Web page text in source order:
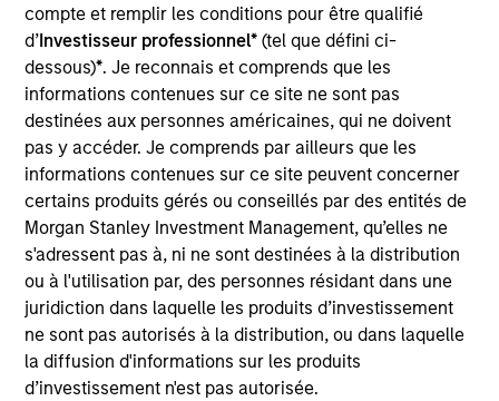
compte et remplir les conditions pour être qualifié
d’Investisseur professionnel*(tel que défini ci-
dessous)*. Je reconnais et comprends que les
informations contenues sur ce site ne sont pas
destinées aux personnes américaines, qui ne doivent
pas y accéder. Je comprends par ailleurs que les
informations contenues sur ce site peuvent concerner
certains produits gérés ou conseillés par des entités de
Morgan Stanley Investment Management, qu’elles ne
s'adressent pas à, ni ne sont destinées à la distribution
ou à l'utilisation par, des personnes résidant dans une
juridiction dans laquelle les produits d’investissement
ne sont pas autorisés à la distribution, ou dans laquelle
la diffusion d'informations sur les produits
d’investissement n'est pas autorisée.
Matthew Cohen is Head of Capital Markets at Mesa
West Capital. Mr. Cohen joined Mesa West in 2011 as
the Head of Capital Markets, continues to serve on
both Mesa West’s investment and management
committees and has been a member of the senior
leadership team since 2013. Mr. Cohen has 30
years of investing and capital markets experience,
having previously held a senior capital markets
position at Natixis and originations positions at
Genworth and Assurant. Mr. Cohen received an MBA
from NYU’s Stern School of Business as well as a
BBA from the Ross School of Business at the